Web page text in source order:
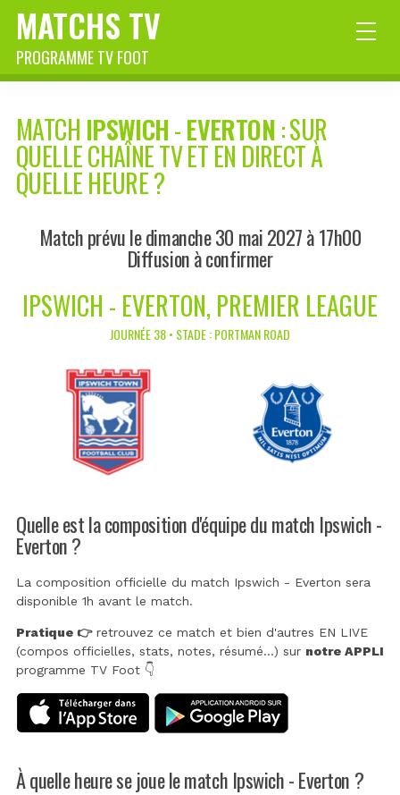
MATCHS TV
PROGRAMME TV FOOT
MATCH IPSWICH-EVERTON: SUR
QUELLE CHAÎNE TV ET EN DIRECT À
QUELLE HEURE ?
Match prévu le dimanche 30 mai 2027 à 17h00
Diffusion à confirmer
IPSWICH - EVERTON, PREMIER LEAGUE
JOURNÉE 38 • STADE : PORTMAN ROAD
Quelle est la composition d'équipe du match Ipswich -
Everton ?
La composition officielle du match Ipswich - Everton sera
disponible 1h avant le match.
Pratique 👉retrouvez ce match et bien d'autres EN LIVE
(compos officielles, stats, notes, résumé...) sur notre APPLI
programme TV Foot 👇
À quelle heure se joue le match Ipswich - Everton ?